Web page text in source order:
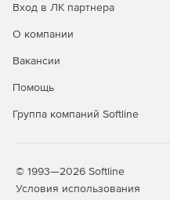
Редактор стандартных
Фильтр во всех
Вход в ЛК партнера
О компании
Вакансии
Помощь
Группа компаний Softline
© 1993—2026 Softline
Условия использования